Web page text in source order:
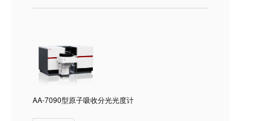
AA-7090型原子吸收分光光度计